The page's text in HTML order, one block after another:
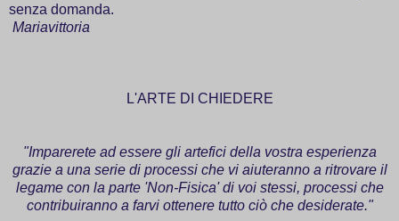
senza domanda.
Mariavittoria
L'ARTE DI CHIEDERE
"Imparerete ad essere gli artefici della vostra esperienza
grazie a una serie di processi che vi aiuteranno a ritrovare il
legame con la parte 'Non-Fisica' di voi stessi, processi che
contribuiranno a farvi ottenere tutto ciò che desiderate."